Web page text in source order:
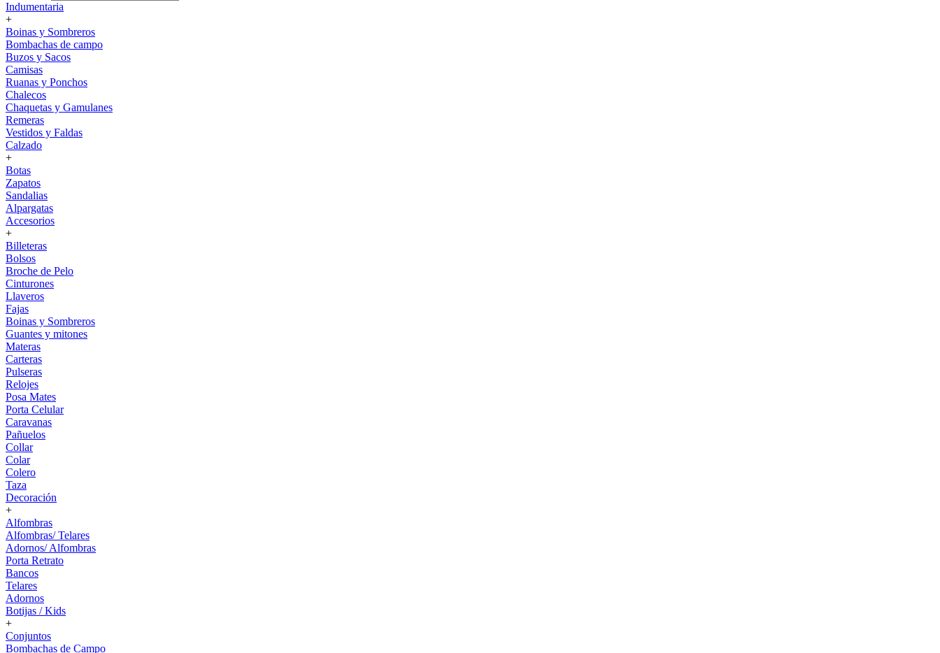
Indumentaria
+
Boinas y Sombreros
Bombachas de campo
Buzos y Sacos
Camisas
Ruanas y Ponchos
Chalecos
Chaquetas y Gamulanes
Remeras
Vestidos y Faldas
Calzado
+
Botas
Zapatos
Sandalias
Alpargatas
Accesorios
+
Billeteras
Bolsos
Broche de Pelo
Cinturones
Llaveros
Fajas
Boinas y Sombreros
Guantes y mitones
Materas
Carteras
Pulseras
Relojes
Posa Mates
Porta Celular
Caravanas
Pañuelos
Collar
Colar
Colero
Taza
Decoración
+
Alfombras
Alfombras/ Telares
Adornos/ Alfombras
Porta Retrato
Bancos
Telares
Adornos
Botijas / Kids
+
Conjuntos
Bombachas de Campo